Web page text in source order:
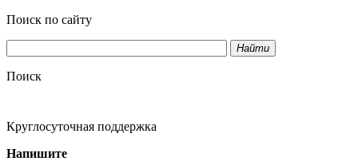
Поиск по сайту
Найти
Поиск
Круглосуточная поддержка
Напишите